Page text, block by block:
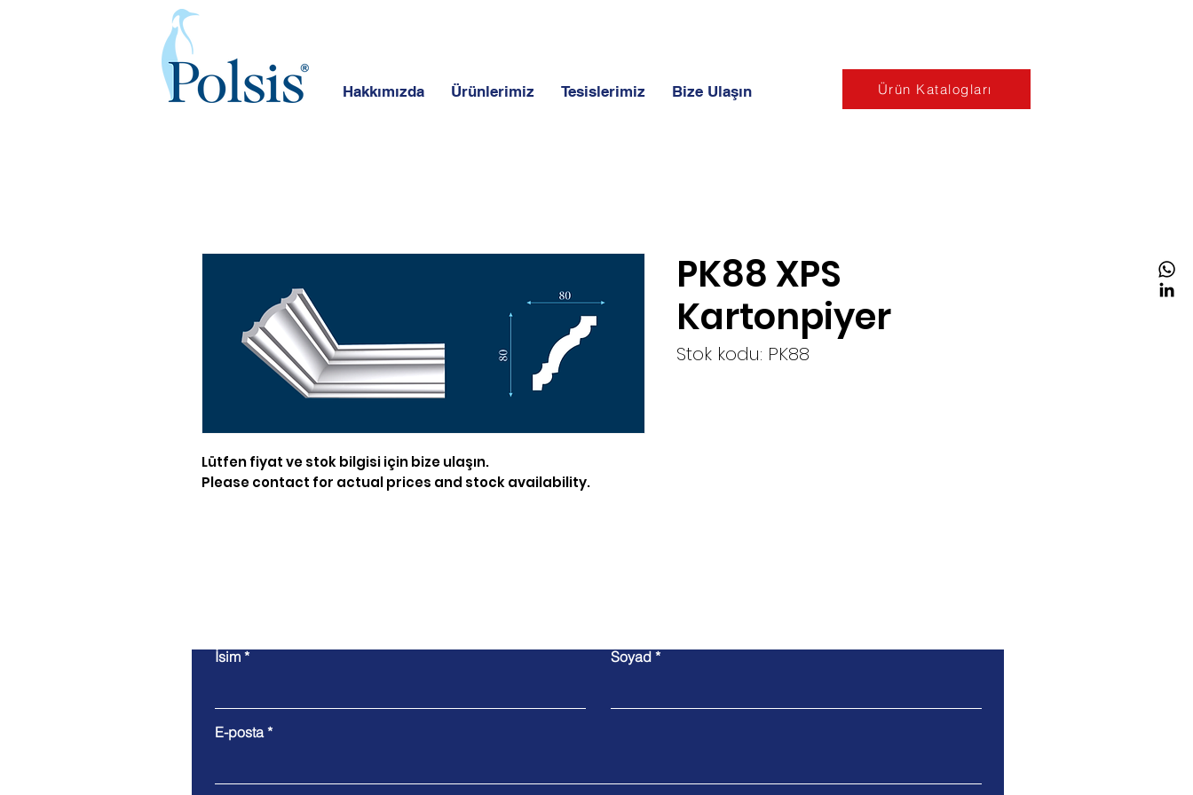
Hakkımızda Ürünlerimiz Tesislerimiz Bize Ulaşın Ürün Katalogları
Lütfen fiyat ve stok bilgisi için bize ulaşın.
Please contact for actual prices and stock availability.
PK88 XPS
Kartonpiyer
Stok kodu: PK88
İsim Soyad
E-posta